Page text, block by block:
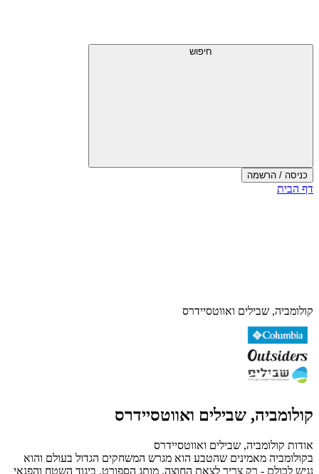
חיפוש
כניסה / הרשמה
דף הבית
קולומביה, שבילים ואווטסיידרס
קולומביה, שבילים ואווטסיידרס
אודות קולומביה, שבילים ואווטסיידרס
בקולומביה מאמינים שהטבע הוא מגרש המשחקים הגדול בעולם והוא
נגיש לכולם - רק צריך לצאת החוצה. מותג הספורט, ביגוד השטח והפנאי